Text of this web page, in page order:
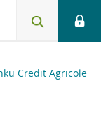
Credit Agricole